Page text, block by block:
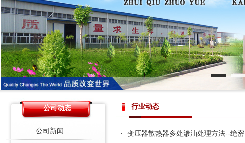
公司动态
公司新闻
行业动态
· 变压器散热器多处渗油处理方法--绝密